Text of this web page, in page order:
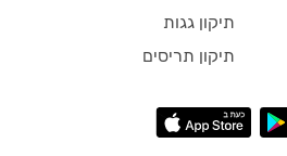
תיקון גגות
תיקון תריסים